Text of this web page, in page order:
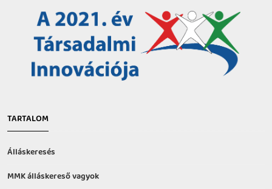
TARTALOM
Álláskeresés
MMK álláskereső vagyok